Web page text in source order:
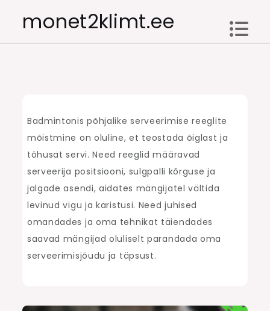
monet2klimt.ee
Badmintonis põhjalike serveerimise reeglite
mõistmine on oluline, et teostada õiglast ja
tõhusat servi. Need reeglid määravad
serveerija positsiooni, sulgpalli kõrguse ja
jalgade asendi, aidates mängijatel vältida
levinud vigu ja karistusi. Need juhised
omandades ja oma tehnikat täiendades
saavad mängijad oluliselt parandada oma
serveerimisjõudu ja täpsust.